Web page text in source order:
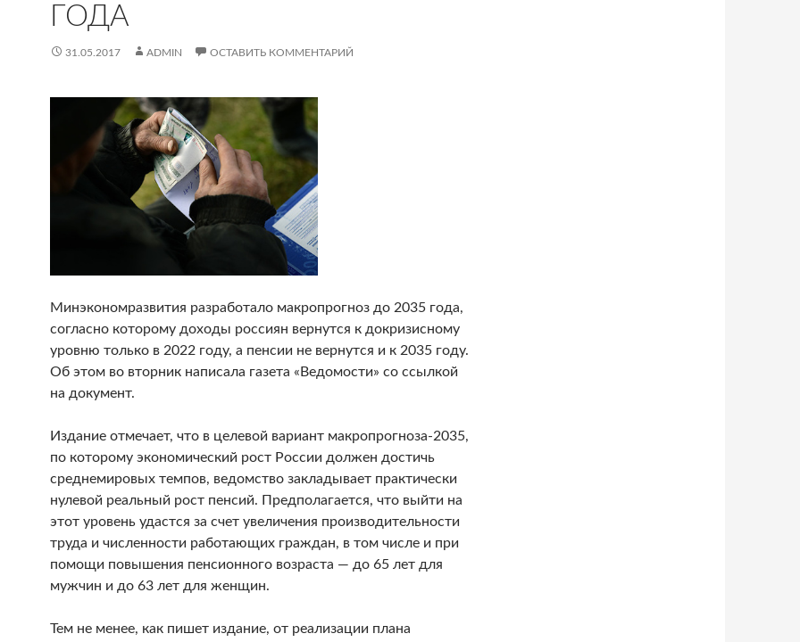
ГОДА‍
31.05.2017 ADMIN ОСТАВИТЬ КОММЕНТАРИЙ
Минэкономразвития разработало макропрогноз до 2035 года,
согласно которому доходы россиян вернутся к докризисному
уровню только в 2022 году, а пенсии не вернутся и к 2035 году.
Об этом во вторник написала газета «Ведомости» со ссылкой
на документ.
Издание отмечает, что в целевой вариант макропрогноза-2035,
по которому экономический рост России должен достичь
среднемировых темпов, ведомство закладывает практически
нулевой реальный рост пенсий. Предполагается, что выйти на
этот уровень удастся за счет увеличения производительности
труда и численности работающих граждан, в том числе и при
помощи повышения пенсионного возраста — до 65 лет для
мужчин и до 63 лет для женщин.
Тем не менее, как пишет издание, от реализации плана